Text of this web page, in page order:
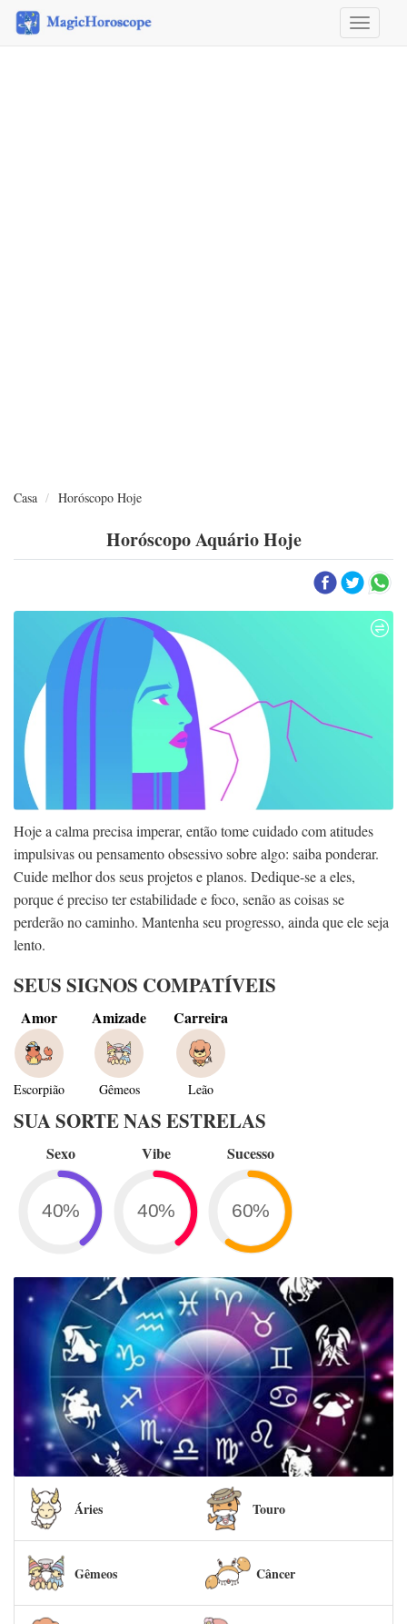
&
Casa Horóscopo Hoje
Horóscopo Aquário Hoje
Hoje a calma precisa imperar, então tome cuidado com atitudes
impulsivas ou pensamento obsessivo sobre algo: saiba ponderar.
Cuide melhor dos seus projetos e planos. Dedique-se a eles,
porque é preciso ter estabilidade e foco, senão as coisas se
perderão no caminho. Mantenha seu progresso, ainda que ele seja
lento.
SEUS SIGNOS COMPATÍVEIS
Amor
Escorpião
Amizade
Gêmeos
Carreira
Leão
SUA SORTE NAS ESTRELAS
Sexo
40%
Vibe
40%
Sucesso
60%
Áries Touro
Gêmeos Câncer